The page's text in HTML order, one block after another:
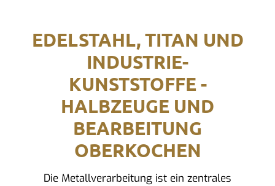
EDELSTAHL, TITAN UND
INDUSTRIE-
KUNSTSTOFFE -
HALBZEUGE UND
BEARBEITUNG
OBERKOCHEN
Die Metallverarbeitung ist ein zentrales